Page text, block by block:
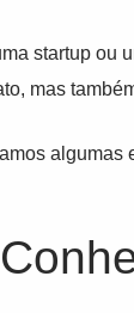
startup ou
mas
algumas